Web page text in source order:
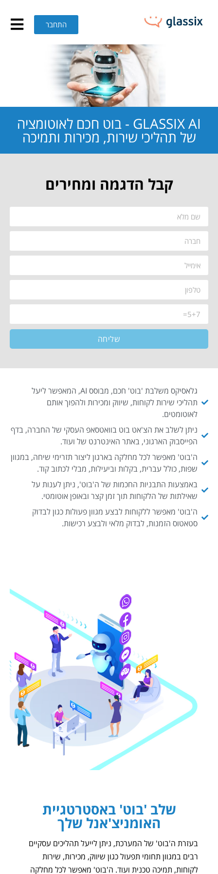
'בוט' מבוסס AI ואוטומציה שיווקית – GLASSIX התחבר
GLASSIX AI - בוט חכם לאוטומציה
של תהליכי שירות, מכירות ותמיכה
קבל הדגמה ומחירים
שליחה
גלאסיקס משלבת 'בוט' חכם, מבוסס AI, המאפשר ליעל
תהליכי שירות לקוחות, שיווק ומכירות ולהפוך אותם
לאוטומטים.
ניתן לשלב את הצ'אט בוט בוואטסאפ העסקי של החברה, בדף
הפייסבוק הארגוני, באתר האינטרנט של ועוד.
ה'בוט' מאפשר לכל מחלקה בארגון ליצור תזרימי שיחה, במגוון
שפות, כולל עברית, בקלות וביעילות, מבלי לכתוב קוד.
באמצעות התבניות החכמות של ה'בוט', ניתן לענות על
שאילתות של הלקוחות תוך זמן קצר ובאופן אוטומטי.
ה'בוט' מאפשר ללקוחות לבצע מגוון פעולות כגון לבדוק
סטאטוס הזמנות, לבדוק מלאי ולבצע רכישות.
שלב 'בוט' באסטרטגיית
האומניצ'אנל שלך​
בעזרת ה'בוט' של המערכת, ניתן לייעל תהליכים עסקיים
רבים במגוון תחומי תפעול כגון שיווק, מכירות, שירות
לקוחות, תמיכה טכנית ועוד. ה'בוט' מאפשר לכל מחלקה